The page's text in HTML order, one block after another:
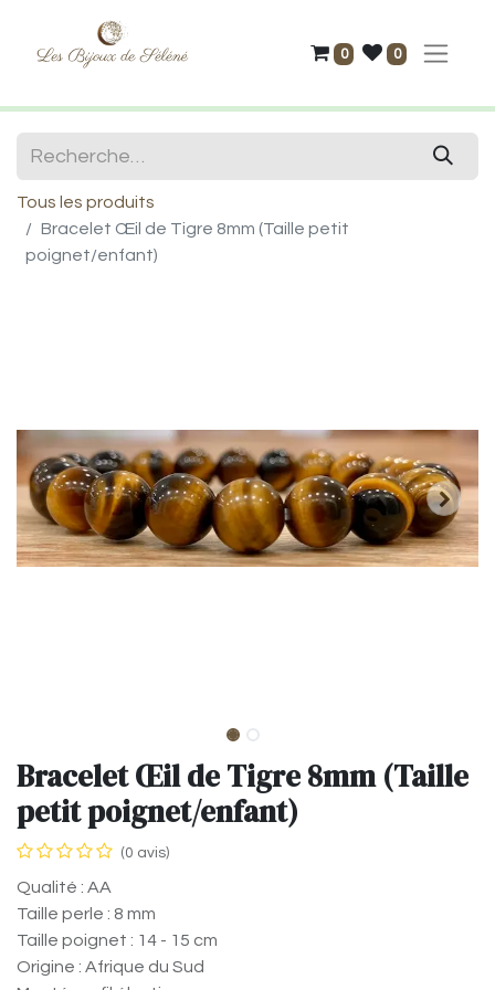
0 0
Tous les produits
Bracelet Œil de Tigre 8mm (Taille petit
poignet/enfant)
Bracelet Œil de Tigre 8mm (Taille
petit poignet/enfant)
(0 avis)
Qualité : AA
Taille perle : 8 mm
Taille poignet : 14 - 15 cm
Origine : Afrique du Sud